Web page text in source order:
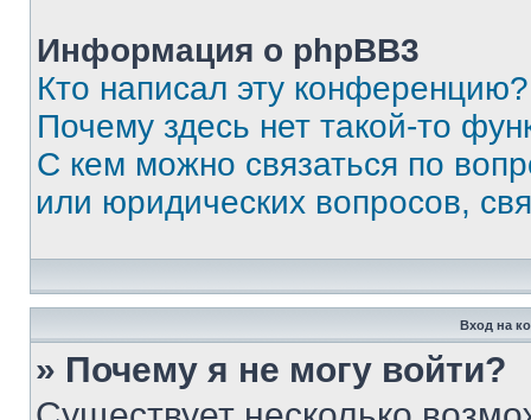
Информация о phpBB3
Кто написал эту конференцию?
Почему здесь нет такой-то
С кем можно связаться по
или юридических вопросов,
Вход на
» Почему я не могу войти?